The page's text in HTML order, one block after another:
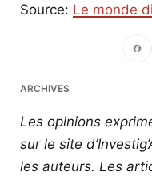
Source: Le monde
ARCHIVES
Les opinions
sur le site
les auteurs. Les